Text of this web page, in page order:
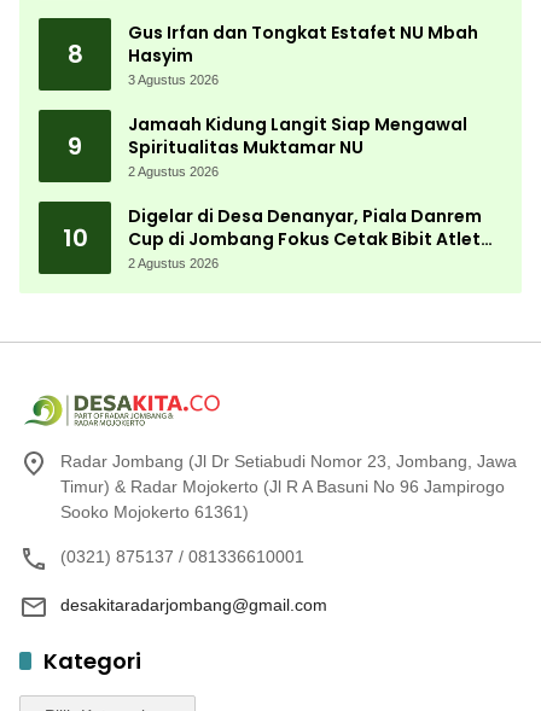
8
Gus Irfan dan Tongkat Estafet NU Mbah
Hasyim
3 Agustus 2026
9
Jamaah Kidung Langit Siap Mengawal
Spiritualitas Muktamar NU
2 Agustus 2026
10
Digelar di Desa Denanyar, Piala Danrem
Cup di Jombang Fokus Cetak Bibit Atlet
Menembak Berprestasi
2 Agustus 2026
Radar Jombang (Jl Dr Setiabudi Nomor 23, Jombang, Jawa
Timur) & Radar Mojokerto (Jl R A Basuni No 96 Jampirogo
Sooko Mojokerto 61361)
(0321) 875137 / 081336610001
desakitaradarjombang@gmail.com
Kategori
Kategori